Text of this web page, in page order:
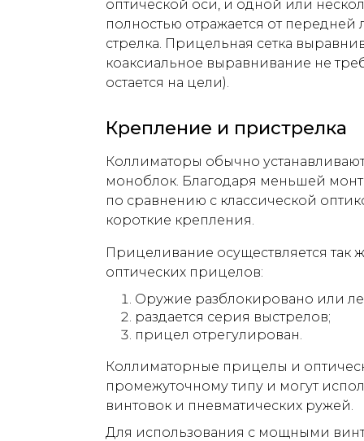
оптической оси, и одной или
полностью отражается от передней
стрелка. Прицельная сетка
коаксиальное выравнивание не
остается на цели).
Крепление и пристрелка
Коллиматоры обычно
моноблок. Благодаря меньшей
по сравнению с классической
короткие крепления.
Прицеливание осуществляется так
оптических прицелов:
Оружие разблокировано или
раздается серия выстрелов;
прицел отрегулирован.
Коллиматорные прицелы и
промежуточному типу и могут
винтовок и пневматических ружей.
Для использования с мощными